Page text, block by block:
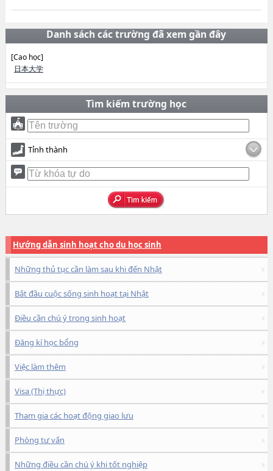
Danh sách các trường đã xem gần đây
[Cao học]
日本大学
Tìm kiếm trường học
Tỉnh thành
Hướng dẫn sinh hoạt cho du học sinh
Những thủ tục cần làm sau khi đến Nhật
Bắt đầu cuộc sống sinh hoạt tại Nhật
Điều cần chú ý trong sinh hoạt
Đăng kí học bổng
Việc làm thêm
Visa (Thị thực)
Tham gia các hoạt động giao lưu
Phòng tư vấn
Những điều cần chú ý khi tốt nghiệp